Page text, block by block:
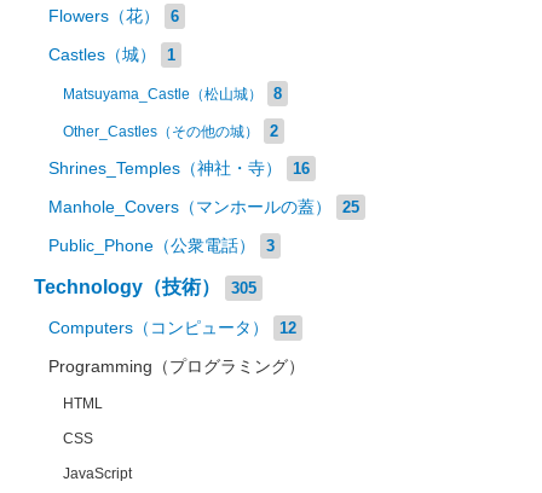
Flowers（花） 6
Castles（城） 1
Matsuyama_Castle（松山城） 8
Other_Castles（その他の城） 2
Shrines_Temples（神社・寺） 16
Manhole_Covers（マンホールの蓋） 25
Public_Phone（公衆電話） 3
Technology（技術） 305
Computers（コンピュータ） 12
Programming（プログラミング）
HTML
CSS
JavaScript